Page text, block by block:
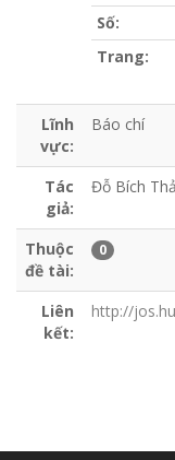
Số:
Trang:
Lĩnh
vực:
Báo chí
Tác
giả:
Đỗ Bích
Thuộc
đề tài:
0
Liên
kết:
http://